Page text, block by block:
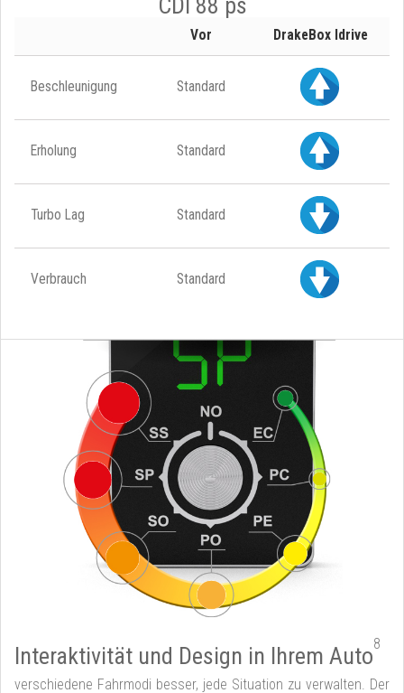
Vor DrakeBox Idrive
Beschleunigung Standard
Erholung Standard
Turbo Lag Standard
Verbrauch Standard
Interaktivität und Design in Ihrem Auto8
verschiedene Fahrmodi besser, jede Situation zu verwalten. Der